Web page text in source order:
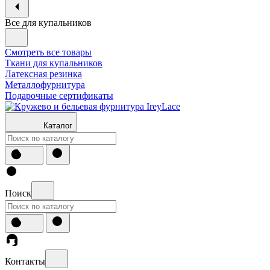
Все для купальников
Смотреть все товары
Ткани для купальников
Латексная резинка
Металлофурнитура
Подарочные сертификаты
Каталог
Поиск
Контакты